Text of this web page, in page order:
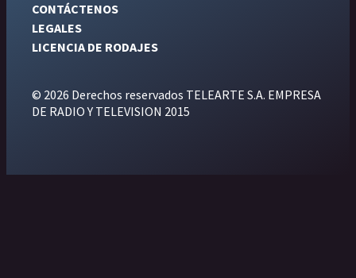
CONTÁCTENOS
LEGALES
LICENCIA DE RODAJES
© 2026 Derechos reservados TELEARTE S.A. EMPRESA
DE RADIO Y TELEVISION 2015